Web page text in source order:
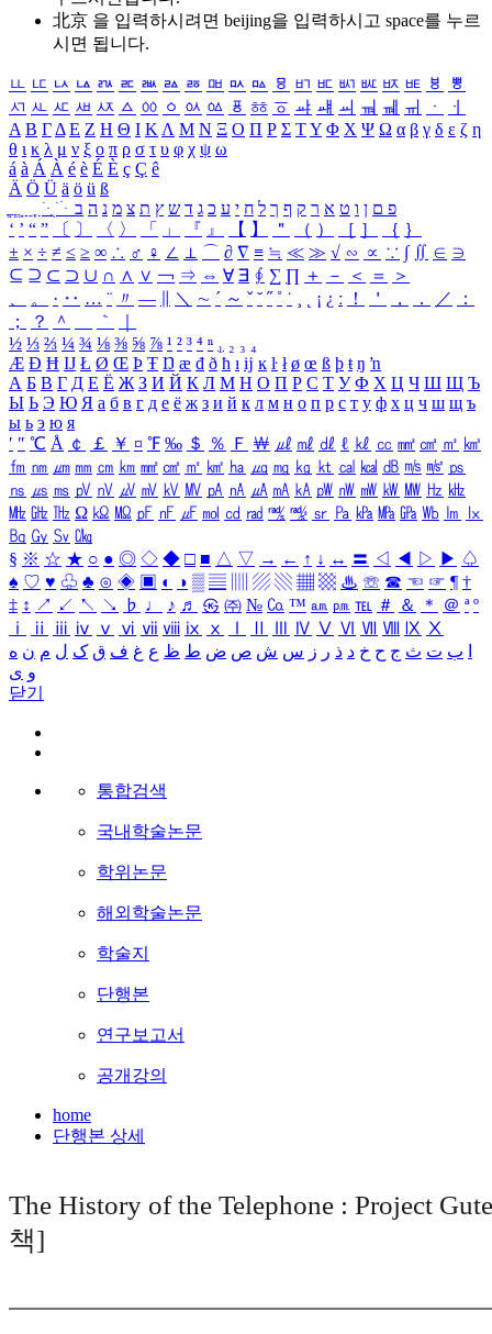
北京 을 입력하시려면 beijing을 입력하시고 space를 누르
시면 됩니다.
ㅥ ㅦ ㅧ ㅨ ㅩ ㅪ ㅫ ㅬ ㅭ ㅮ ㅯ ㅰ ㅱ ㅲ ㅳ ㅴ ㅵ ㅶ ㅷ ㅸ
ㅹ
ㅺ ㅻ ㅼ ㅽ ㅾ ㅿ ㆀ ㆁ ㆂ ㆃ ㆄ ㆅ ㆆ ㆇ ㆈ ㆉ ㆊ ㆋ ㆌ ㆍ
ㆎ
Α Β ΓΔ Ε Ζ Η Θ Ι ΚΛ Μ Ν Ξ Ο Π Ρ Σ ΤΥ Φ Χ Ψ Ω α β γ δ ε ζ η
θ ι κ λ μ ν ξ ο π ρ σ τ υ φ χ ψ ω
á à Á À é è É È ç Ç ê
Ä Ö Ü ä ö ü ß
ִֶֹ ֻּ ׁׂ פ ם ן ו ט א ר ק ף ך ל ח י ע כ ג ד ש ץ ת צ מ נ ה ב
‘ ’ “ ” 〔 〕 〈 〉 「 」 『 』 【 】 ＂ （ ） ［ ］ ｛ ｝
± × ÷ ≠ ≤ ≥ ∞ ∴ ♂ ♀ ∠ ⊥ ⌒ ∂ ∇ ≡ ≒ ≪ ≫ √ ∽ ∝ ∵ ∫ ∬ ∈ ∋
⊆ ⊇ ⊂ ⊃ ∪ ∩ ∧ ∨ ￢ ⇒ ⇔ ∀ ∃ ∮ ∑ ∏ ＋ － ＜ ＝
＞
、
。 · ‥ … ¨ 〃 ― ＼ ∼ ´ ～ ˇ ˘ ˝ ˚ ˙ ¸ ¡ ¿ ː ！ ＇ ， ． ／
：
；
？ ＾ ｀
½ ⅓ ⅔ ¼ ¾ ⅛ ⅜ ⅝ ⅞ ¹ ² ³ ⁴ ⁿ ₁ ₂ ₃ ₄
Æ Ð Ħ Ĳ Ł Ø Œ Þ Ŧ Ŋ æ đ ð ħ ı ĳ ĸ ŀ ł ø œ ß þ ŧ ŋ ŉ
А Б В Г Д Е Ё Ж З И Й К Л М Н О П Р С Т У Ф Х Ц Ч Ш Щ Ъ
Ы Ь Э Ю Я а б в г д е ё ж з и й к л м н о п р с т у ф х ц ч ш щ ъ
ы ь э ю я
′ ″ ℃ Å ￠ ￡ ￥ ¤ ℉ ‰ ＄ ％ Ｆ ￦ ㎕ ㎖ ㎗ ℓ ㎘ ㏄ ㎣ ㎤ ㎥ ㎦
㎙ ㎚ ㎛ ㎜ ㎝ ㎞ ㎟ ㎠ ㎡ ㎢ ㏊ ㎍ ㎎ ㎏ ㏏ ㎈ ㎉ ㏈ ㎧ ㎨ ㎰
㎱ ㎲ ㎳ ㎴ ㎵ ㎶ ㎷ ㎸ ㎹ ㎀ ㎁ ㎂ ㎃ ㎄ ㎺ ㎻ ㎽ ㎾ ㎿ ㎐ ㎑
㎒ ㎓ ㎔ Ω ㏀ ㏁ ㎊ ㎋ ㎌ ㏖ ㏅ ㎭ ㎮ ㎯ ㏛ ㎩ ㎪ ㎫ ㎬ ㏝ ㏐
㏓
㏃ ㏉ ㏜ ㏆
§ ※ ☆ ★ ○ ● ◎ ◇ ◆ □ ■ △ ▽ → ← ↑ ↓ ↔ 〓 ◁ ◀ ▷ ▶ ♤
♠ ♡ ♥ ♧ ♣ ⊙ ◈ ▣ ◐ ◑ ▒ ▤ ▨ ▧ ▦ ▩ ♨ ☏ ☎ ☜ ☞ ¶ †
‡ ↕ ↗ ↙ ↖ ↘ ♭ ♩ ♪ ♬ ㉿ ㈜ № ㏇ ™ ㏂ ㏘ ℡ ＃ ＆ ＊ ＠ ª º
ⅰ
ⅱ ⅲ ⅳ ⅴ ⅵ ⅶ ⅷ ⅸ ⅹ Ⅳ Ⅴ Ⅵ Ⅶ Ⅷ Ⅸ Ⅹ
ب ت ث ج ح خ د ذ ر ز س ش ص ض ط ظ ع غ ف ق ک ل م ن ه
و ی
닫기
통합검색
국내학술논문
학위논문
해외학술논문
학술지
단행본
연구보고서
공개강의
home
단행본 상세
The History of the Telephone : Project
책]